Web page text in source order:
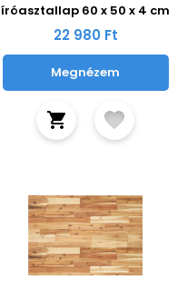
íróasztallap 60 x 50 x 4 cm
22 980 Ft
Megnézem